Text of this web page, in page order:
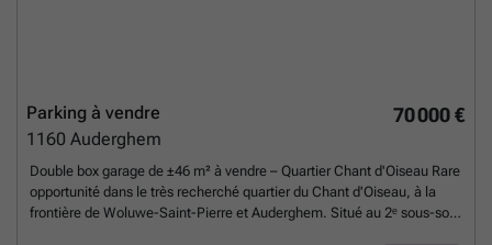
70 000 €
Parking à vendre
1160 Auderghem
Double box garage de ±46 m² à vendre – Quartier Chant d'Oiseau Rare
opportunité dans le très recherché quartier du Chant d'Oiseau, à la
frontière de Woluwe-Saint-Pierre et Auderghem. Situé au 2ᵉ sous-sol